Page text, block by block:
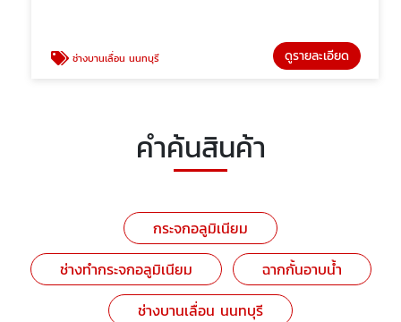
ช่างบานเลื่อน นนทบุรี ดูรายละเอียด
คำค้นสินค้า
กระจกอลูมิเนียม
ช่างทำกระจกอลูมิเนียม
ฉากกั้นอาบน้ำ
ช่างบานเลื่อน นนทบุรี